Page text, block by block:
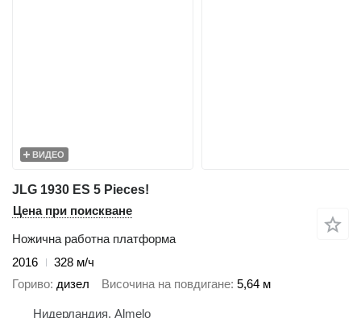
ВИДЕО
JLG 1930 ES 5 Pieces!
Цена при поискване
Ножична работна платформа
2016
328 м/ч
Гориво дизел Височина на повдигане 5,64 м
Нидерландия, Almelo